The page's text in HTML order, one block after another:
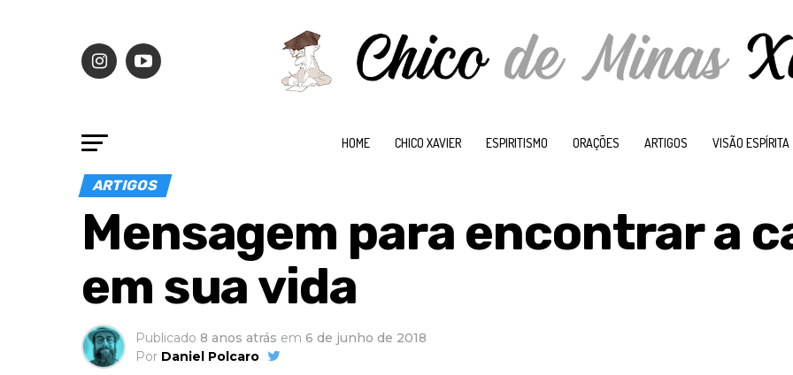
HOME CHICO XAVIER ESPIRITISMO ORAÇÕES ARTIGOS VISÃO ESPÍRITA
ARTIGOS
Mensagem para encontrar a
em sua vida
Publicado 8 anos atrás em 6 de junho de 2018
Por Daniel Polcaro